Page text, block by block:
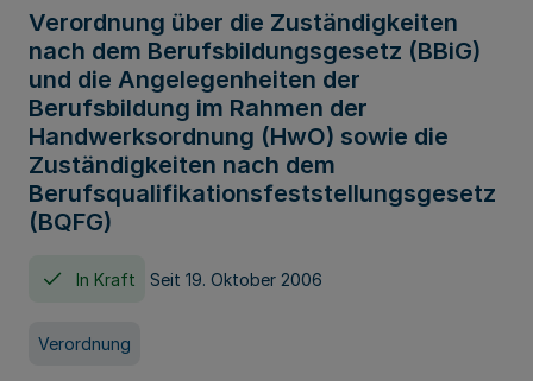
Verordnung über die Zuständigkeiten
nach dem Berufsbildungsgesetz (BBiG)
und die Angelegenheiten der
Berufsbildung im Rahmen der
Handwerksordnung (HwO) sowie die
Zuständigkeiten nach dem
Berufsqualifikationsfeststellungsgesetz
(BQFG)
In Kraft Seit 19. Oktober 2006
Verordnung